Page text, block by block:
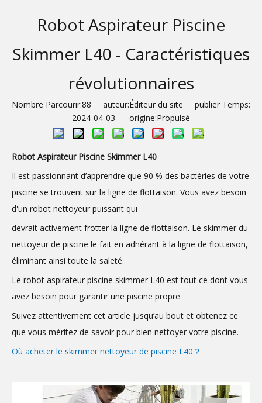
Robot Aspirateur Piscine
Skimmer​ L40 - Caractéristiques
révolutionnaires
Nombre Parcourir:88 auteur:Éditeur du site publier Temps:
2024-04-03 origine:Propulsé
Robot Aspirateur Piscine Skimmer L40
Il est passionnant d’apprendre que 90 % des bactéries de votre
piscine se trouvent sur la ligne de flottaison. Vous avez besoin
d'un robot nettoyeur puissant qui
devrait activement frotter la ligne de flottaison. Le skimmer du
nettoyeur de piscine le fait en adhérant à la ligne de flottaison,
éliminant ainsi toute la saleté.
Le robot aspirateur piscine skimmer L40 est tout ce dont vous
avez besoin pour garantir une piscine propre.
Suivez attentivement cet article jusqu’au bout et obtenez ce
que vous méritez de savoir pour bien nettoyer votre piscine.
Où acheter le skimmer nettoyeur de piscine L40？